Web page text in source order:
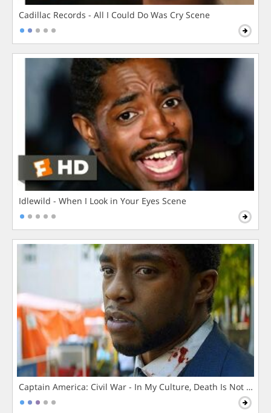
Cadillac Records - All I Could Do Was Cry Scene
Idlewild - When I Look in Your Eyes Scene
Captain America: Civil War - In My Culture, Death Is Not The